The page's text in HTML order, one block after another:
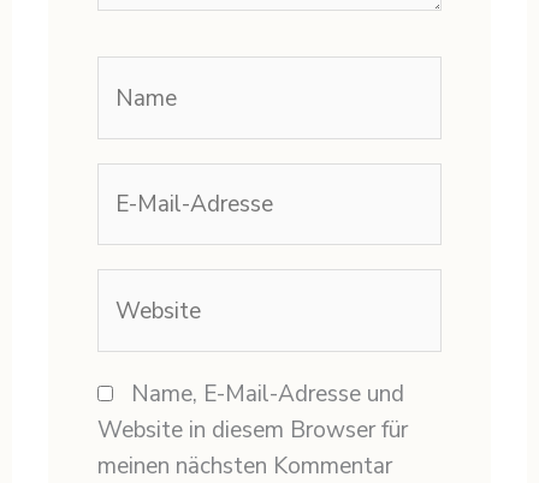
Mail-
Adresse
Name, E-Mail-Adresse und
Website in diesem Browser für
meinen nächsten Kommentar